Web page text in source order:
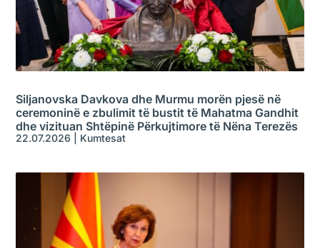
Siljanovska Davkova dhe Murmu morën pjesë në
ceremoninë e zbulimit të bustit të Mahatma Gandhit
dhe vizituan Shtëpinë Përkujtimore të Nëna Terezës
22.07.2026 Kumtesat